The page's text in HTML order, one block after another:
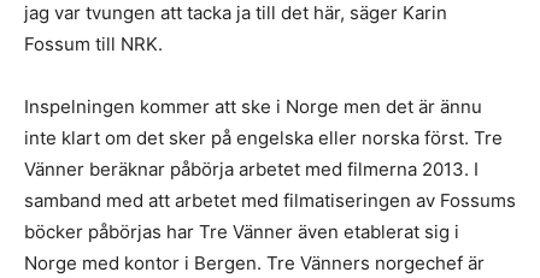
jag var tvungen att tacka ja till det här, säger Karin
Fossum till NRK.
Inspelningen kommer att ske i Norge men det är ännu
inte klart om det sker på engelska eller norska först. Tre
Vänner beräknar påbörja arbetet med filmerna 2013. I
samband med att arbetet med filmatiseringen av Fossums
böcker påbörjas har Tre Vänner även etablerat sig i
Norge med kontor i Bergen. Tre Vänners norgechef är